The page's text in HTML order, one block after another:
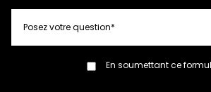
En soumettant ce